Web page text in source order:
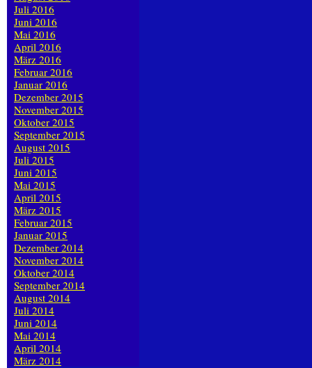
Juli 2016
Juni 2016
Mai 2016
April 2016
März 2016
Februar 2016
Januar 2016
Dezember 2015
November 2015
Oktober 2015
September 2015
August 2015
Juli 2015
Juni 2015
Mai 2015
April 2015
März 2015
Februar 2015
Januar 2015
Dezember 2014
November 2014
Oktober 2014
September 2014
August 2014
Juli 2014
Juni 2014
Mai 2014
April 2014
März 2014